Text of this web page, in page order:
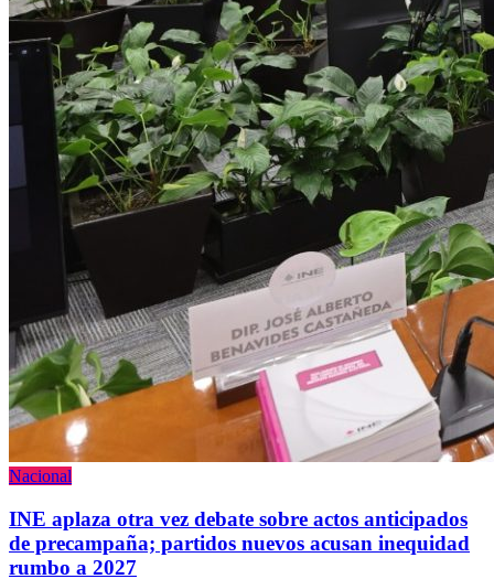
Nacional
INE aplaza otra vez debate sobre actos anticipados
de precampaña; partidos nuevos acusan inequidad
rumbo a 2027